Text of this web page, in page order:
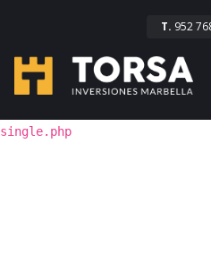
T. 952
single.php